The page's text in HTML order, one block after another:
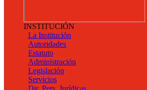
INSTITUCIÓN
La Institución
Autoridades
Estatuto
Administración
Legislación
Servicios
Dir. Pers. Jurídicas